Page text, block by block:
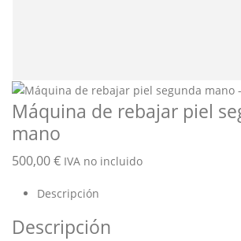
Máquina de rebajar piel
mano
500,00€ IVA no incluido
Descripción
Descripción